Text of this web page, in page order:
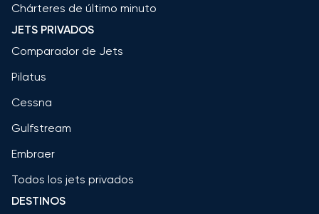
Chárteres de último minuto
JETS PRIVADOS
Comparador de Jets
Pilatus
Cessna
Gulfstream
Embraer
Todos los jets privados
DESTINOS